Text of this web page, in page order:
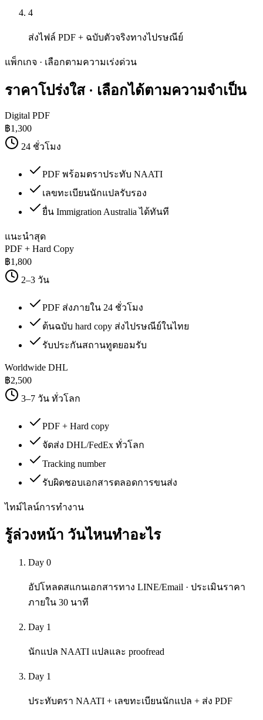
4
ส่งไฟล์ PDF + ฉบับตัวจริงทางไปรษณีย์
แพ็กเกจ · เลือกตามความเร่งด่วน
ราคาโปร่งใส· เลือกได้ตามความจำเป็น
Digital PDF
฿1,300
24 ชั่วโมง
PDF พร้อมตราประทับ NAATI
เลขทะเบียนนักแปลรับรอง
ยื่น Immigration Australia ได้ทันที
แนะนำสุด
PDF + Hard Copy
฿1,800
2–3 วัน
PDF ส่งภายใน 24 ชั่วโมง
ต้นฉบับ hard copy ส่งไปรษณีย์ในไทย
รับประกันสถานทูตยอมรับ
Worldwide DHL
฿2,500
3–7 วัน ทั่วโลก
PDF + Hard copy
จัดส่ง DHL/FedEx ทั่วโลก
Tracking number
รับผิดชอบเอกสารตลอดการขนส่ง
ไทม์ไลน์การทำงาน
รู้ล่วงหน้า วันไหนทำอะไร
Day 0
อัปโหลดสแกนเอกสารทาง LINE/Email · ประเมินราคา
ภายใน 30 นาที
Day 1
นักแปล NAATI แปลและ proofread
Day 1
ประทับตรา NAATI + เลขทะเบียนนักแปล + ส่ง PDF